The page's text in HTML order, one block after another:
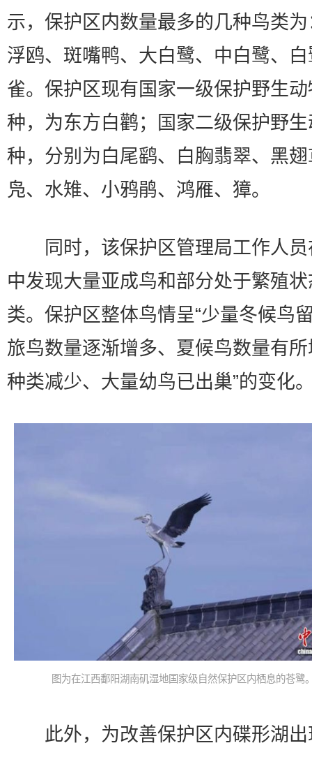
示，保护区内数量最多的几种鸟类
浮鸥、斑嘴鸭、大白鹭、中白鹭、
雀。保护区现有国家一级保护野生
种，为东方白鹳；国家二级保护野
种，分别为白尾鹞、白胸翡翠、黑
凫、水雉、小鸦鹃、鸿雁、獐。
同时，该保护区管理局工作人员
中发现大量亚成鸟和部分处于繁殖
类。保护区整体鸟情呈“少量冬候鸟
旅鸟数量逐渐增多、夏候鸟数量有
种类减少、大量幼鸟已出巢”的变化
图为在江西鄱阳湖南矶湿地国家级自然保护区内栖息的苍鹭
此外，为改善保护区内碟形湖出